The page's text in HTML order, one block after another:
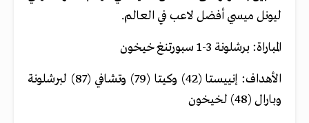
ليونل ميسي أفضل لاعب في العالم.
المباراة: برشلونة 3-1 سبورتنغ خيخون
الأهداف: إنييستا (42) وكيتا (79) وتشافي (87) لبرشلونة
وبارال (48) لخيخون